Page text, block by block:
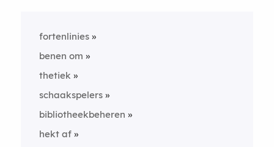
fortenlinies
benen om
thetiek
schaakspelers
bibliotheekbeheren
hekt af